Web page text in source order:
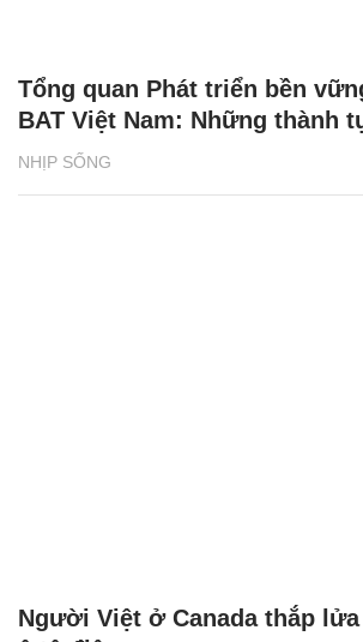
NHỊP SỐNG
Tổng quan Phát triển bền
BAT Việt Nam: Những thành
Người Việt ở Canada thắp